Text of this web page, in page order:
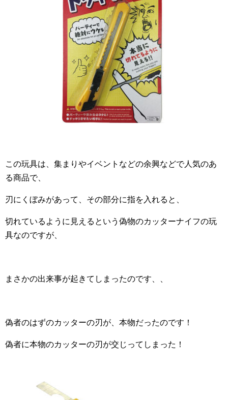
この玩具は、集まりやイベントなどの余興などで人気のあ
る商品で、
刃にくぼみがあって、その部分に指を入れると、
切れているように見えるという偽物のカッターナイフの玩
具なのですが、
まさかの出来事が起きてしまったのです、、
偽者のはずのカッターの刃が、本物だったのです！
偽者に本物のカッターの刃が交じってしまった！